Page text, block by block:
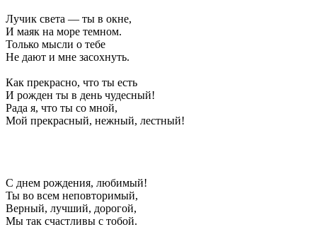
Лучик света — ты в окне,
И маяк на море темном.
Только мысли о тебе
Не дают и мне засохнуть.
Как прекрасно, что ты есть
И рожден ты в день чудесный!
Рада я, что ты со мной,
Мой прекрасный, нежный, лестный!
С днем рождения, любимый!
Ты во всем неповторимый,
Верный, лучший, дорогой,
Мы так счастливы с тобой.